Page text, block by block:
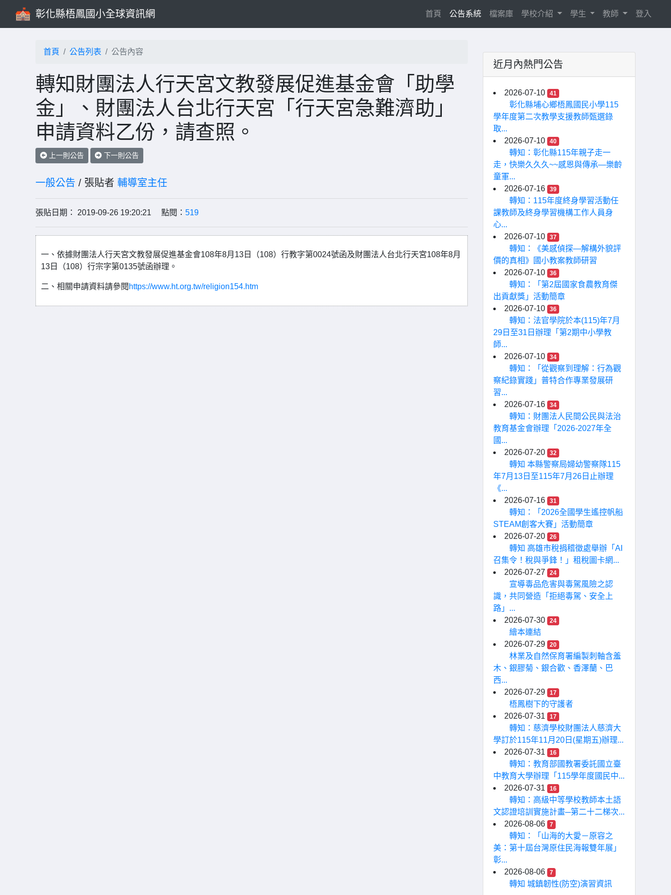
彰化縣梧鳳國小全球資訊網 首頁(current)
公告系統 檔案庫 學校介紹 學生 教師 登入
首頁 公告列表 公告內容
轉知財團法人行天宮文教發展促進基金會「助學
金」、財團法人台北行天宮「行天宮急難濟助」
申請資料乙份，請查照。
上一則公告 下一則公告
一般公告 / 張貼者 輔導室主任
張貼日期： 2019-09-26 19:20:21 點閱： 519
一、依據財團法人行天宮文教發展促進基金會108年8月13日（108）行教字第0024號函及財團法人台北行天宮108年8月
13日（108）行宗字第0135號函辦理。
二、相關申請資料請參閱 https://www.ht.org.tw/religion154.htm
近月內熱門公告
2026-07-10 41
彰化縣埔心鄉梧鳳國民小學115
學年度第二次教學支援教師甄選錄
取...
2026-07-10
40
轉知：彰化縣115年親子走一
走，快樂久久久~~感恩與傳承—樂齡
童軍...
2026-07-16
39
轉知：115年度終身學習活動任
課教師及終身學習機構工作人員身
心...
2026-07-10
37
轉知：《美感偵探—解構外貌評
價的真相》國小教案教師研習
2026-07-10
36
轉知：「第2屆國家食農教育傑
出貢獻獎」活動簡章
2026-07-10
36
轉知：法官學院於本(115)年7月
29日至31日辦理「第2期中小學教
師...
2026-07-10
34
轉知：「從觀察到理解：行為觀
察紀錄實踐」普特合作專業發展研
習...
2026-07-16
34
轉知：財團法人民間公民與法治
教育基金會辦理「2026-2027年全
國...
2026-07-20
32
轉知 本縣警察局婦幼警察隊115
年7月13日至115年7月26日止辦理
《...
2026-07-16
31
轉知：「2026全國學生遙控帆船
STEAM創客大賽」活動簡章
2026-07-20
26
轉知 高雄市稅捐稽徵處舉辦「AI
召集令！稅與爭鋒！」租稅圖卡網...
2026-07-27
24
宣導毒品危害與毒駕風險之認
識，共同營造「拒絕毒駕、安全上
路」...
2026-07-30
24
繪本連結
2026-07-29
20
林業及自然保育署編製刺軸含羞
木、銀膠菊、銀合歡、香澤蘭、巴
西...
2026-07-29
17
梧鳳樹下的守護者
2026-07-31
17
轉知：慈濟學校財團法人慈濟大
學訂於115年11月20日(星期五)辦理...
2026-07-31
16
轉知：教育部國教署委託國立臺
中教育大學辦理「115學年度國民中...
2026-07-31
16
轉知：高級中等學校教師本土語
文認證培訓實施計畫─第二十二梯次...
2026-08-06
7
轉知：「山海的大愛－原容之
美：第十屆台灣原住民海報雙年展」
彰...
2026-08-06
7
轉知 城鎮韌性(防空)演習資訊